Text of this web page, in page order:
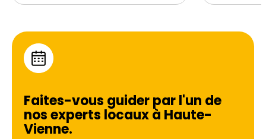
Faites-vous guider par l'un de
nos experts locaux à Haute-
Vienne.